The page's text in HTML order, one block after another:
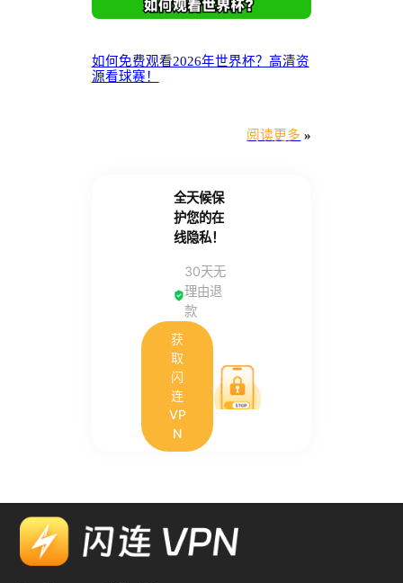
如何免费观看2026年世界杯？高清资
源看球赛！
阅读更多 »
全天候保
护您的在
线隐私！
30天无
理由退
款
获
取
闪
连
VP
N